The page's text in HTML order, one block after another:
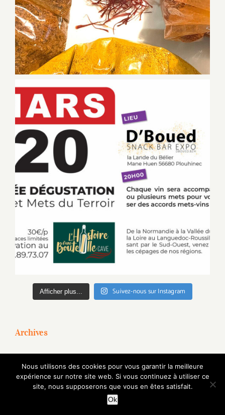
Afficher plus... Suivez-nous sur Instagram
Archives
mai 2023
avril 2023
Nous utilisons des cookies pour vous garantir la meilleure
expérience sur notre site web. Si vous continuez à utiliser ce
site, nous supposerons que vous en êtes satisfait.
Ok